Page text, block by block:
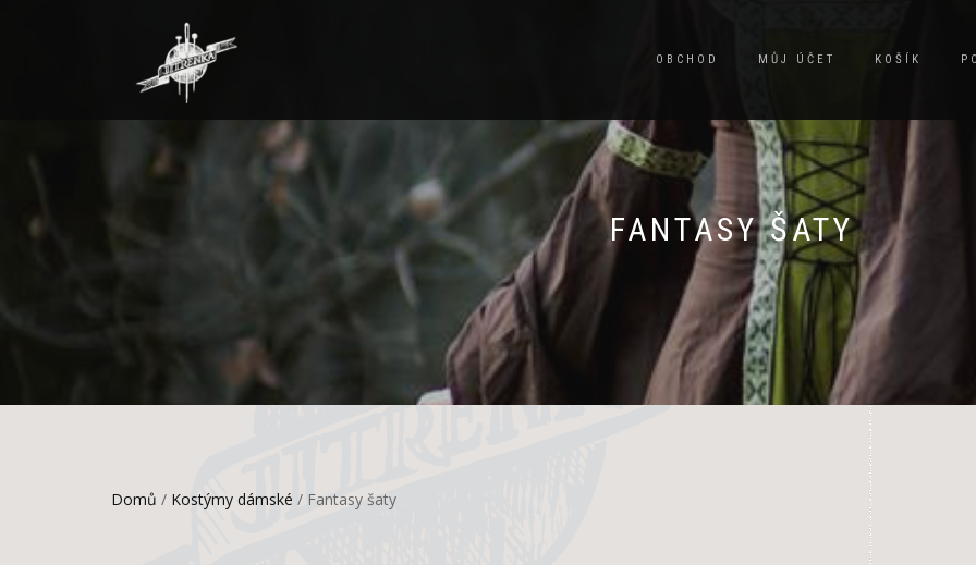
OBCHOD MŮJ ÚČET KOŠÍK
FANTASY ŠATY
Domů / Kostýmy dámské / Fantasy šaty